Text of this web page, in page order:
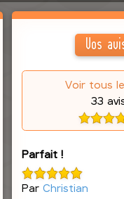
Vos
Voir tous
33
Parfait !
Par Christian